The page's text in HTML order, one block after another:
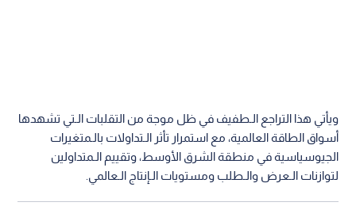
ويأتي هذا التراجع الـطفيف في ظل موجة من التقلبات الـتي تشهدها
أسواق الطاقة العالمية، مع استمرار تأثر الـتداولات بالـمتغيرات
الجيوسياسية في منطقة الشرق الأوسط، وتقييم الـمتداولين
لتوازنات الـعرض والـطلب ومستويات الـإنتاج الـعالمي.